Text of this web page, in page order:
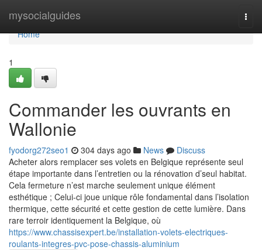
mysocialguides
Home
Home
1
Commander les ouvrants en
Wallonie
fyodorg272seo1 304 days ago News
Discuss
Acheter alors remplacer ses volets en Belgique représente seul
étape importante dans l’entretien ou la rénovation d’seul habitat.
Cela fermeture n’est marche seulement unique élément
esthétique ; Celui-ci joue unique rôle fondamental dans l’isolation
thermique, cette sécurité et cette gestion de cette lumière. Dans
rare terroir identiquement la Belgique, où
https://www.chassisexpert.be/installation-volets-electriques-
roulants-integres-pvc-pose-chassis-aluminium